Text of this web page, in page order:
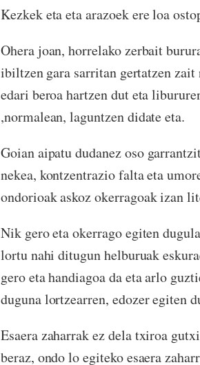
Kezkek eta eta arazoek ere loa
Ohera joan, horrelako zerbait
ibiltzen gara sarritan gertatzen
edari beroa hartzen dut eta
,normalean, laguntzen didate eta.
Goian aipatu dudanez oso
nekea, kontzentrazio falta eta
ondorioak askoz okerragoak izan
Nik gero eta okerrago egiten
lortu nahi ditugun helburuak
gero eta handiagoa da eta arlo
duguna lortzearren, edozer egiten
Esaera zaharrak ez dela txiroa
beraz, ondo lo egiteko esaera